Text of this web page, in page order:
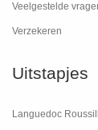
Veelgestelde
Verzekeren
Uitstapjes
Languedoc